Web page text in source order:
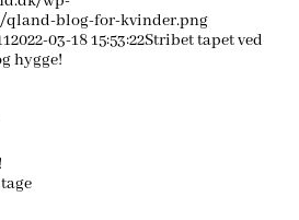
qland-blog-for-kvinder.png
2022-03-18 15:53:22Stribet tapet ved
hygge!